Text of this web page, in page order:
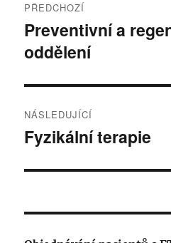
pro
příspěvek
PŘEDCHOZÍ
Předchozí
příspěvek:
Preventivní a
oddělení
NÁSLEDUJÍCÍ
Následující
Fyzikální terapie